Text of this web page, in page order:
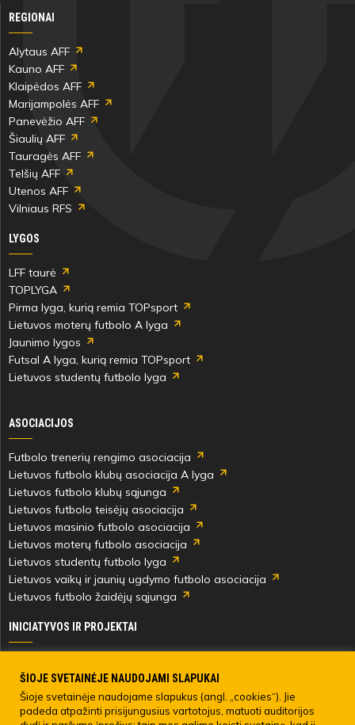
REGIONAI
Alytaus AFF
Kauno AFF
Klaipėdos AFF
Marijampolės AFF
Panevėžio AFF
Šiaulių AFF
Tauragės AFF
Telšių AFF
Utenos AFF
Vilniaus RFS
LYGOS
LFF taurė
TOPLYGA
Pirma lyga, kurią remia TOPsport
Lietuvos moterų futbolo A lyga
Jaunimo lygos
Futsal A lyga, kurią remia TOPsport
Lietuvos studentų futbolo lyga
ASOCIACIJOS
Futbolo trenerių rengimo asociacija
Lietuvos futbolo klubų asociacija A lyga
Lietuvos futbolo klubų sąjunga
Lietuvos futbolo teisėjų asociacija
Lietuvos masinio futbolo asociacija
Lietuvos moterų futbolo asociacija
Lietuvos studentų futbolo lyga
Lietuvos vaikų ir jaunių ugdymo futbolo asociacija
Lietuvos futbolo žaidėjų sąjunga
INICIATYVOS IR PROJEKTAI
Paramos fondai
Medicinos centras
Live Your Goals
ŠIOJE SVETAINĖJE NAUDOJAMI SLAPUKAI
Šioje svetainėje naudojame slapukus (angl. „cookies“). Jie
padeda atpažinti prisijungusius vartotojus, matuoti auditorijos